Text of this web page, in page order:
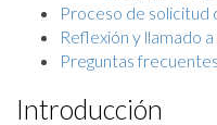
Proceso de solicitud
Reflexión y llamado
Preguntas frecuentes
Introducción